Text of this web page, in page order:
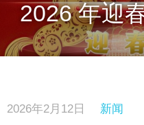
2026 年迎
2026年2月12日 新闻